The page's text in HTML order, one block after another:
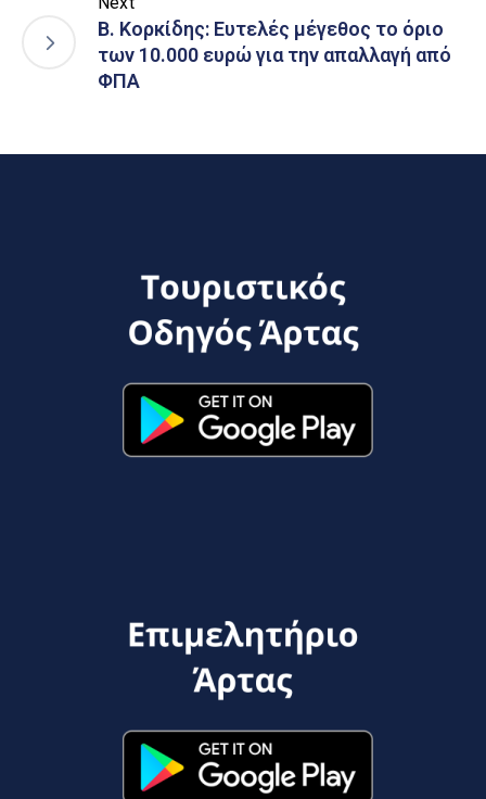
Β. Κορκίδης: Ευτελές μέγεθος το όριο
των 10.000 ευρώ για την απαλλαγή από
ΦΠΑ